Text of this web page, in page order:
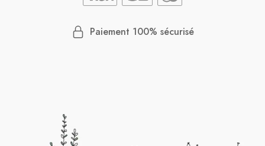
Paiement 100% sécurisé